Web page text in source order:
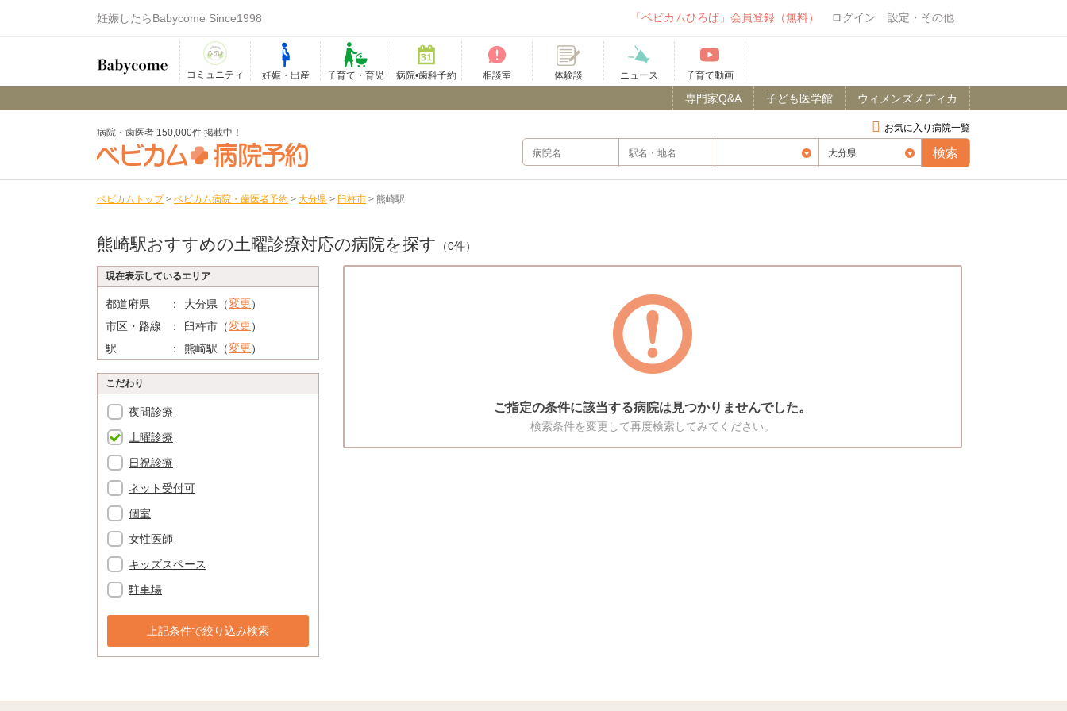
妊娠したらBabycome Since1998 「ベビカムひろば」会員登録（無料） ログイン 設定・その他
コミュニティ 妊娠・出産 子育て・育児 病院•歯科予約 相談室 体験談 ニュース 子育て動画
ウィメンズメディカ
子ども医学館
専門家Q&A
お気に入り病院一覧
病院・歯医者 150,000件 掲載中！
ベビカムトップ > ベビカム病院・歯医者予約 > 大分県 > 臼杵市 > 熊崎駅
熊崎駅おすすめの土曜診療対応の病院を探す （0件）
現在表示しているエリア
都道府県 大分県（変更）
市区・路線
臼杵市（変更）
駅
熊崎駅（変更）
こだわり
夜間診療
土曜診療
日祝診療
ネット受付可
個室
女性医師
キッズスペース
駐車場
上記条件で絞り込み検索
ご指定の条件に該当する病院は見つかりませんでした。
検索条件を変更して再度検索してみてください。